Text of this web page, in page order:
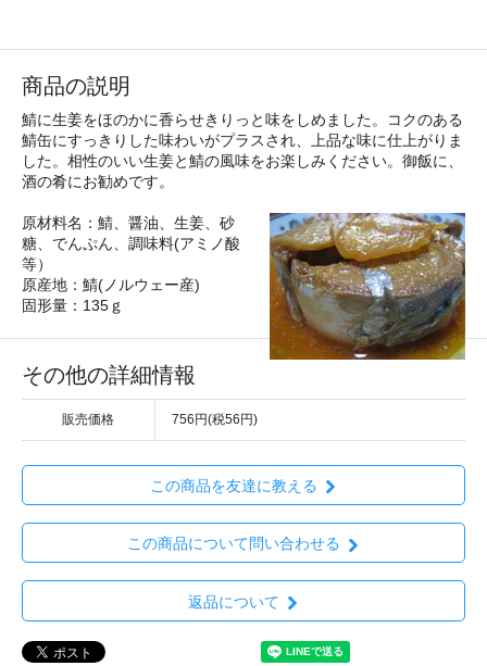
商品の説明
鯖に生姜をほのかに香らせきりっと味をしめました。コクのある
鯖缶にすっきりした味わいがプラスされ、上品な味に仕上がりま
した。相性のいい生姜と鯖の風味をお楽しみください。御飯に、
酒の肴にお勧めです。
原材料名：鯖、醤油、生姜、砂
糖、でんぷん、調味料(アミノ酸
等）
原産地：鯖(ノルウェー産)
固形量：135ｇ
その他の詳細情報
販売価格 756円(税56円)
この商品を友達に教える
この商品について問い合わせる
返品について